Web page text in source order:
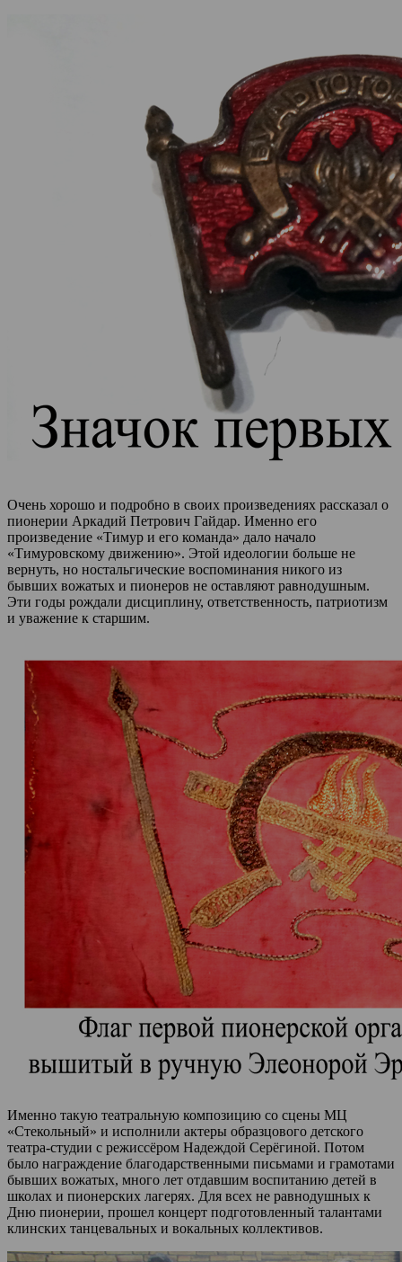
Очень хорошо и подробно в своих произведениях рассказал о
пионерии Аркадий Петрович Гайдар. Именно его
произведение «Тимур и его команда» дало начало
«Тимуровскому движению». Этой идеологии больше не
вернуть, но ностальгические воспоминания никого из
бывших вожатых и пионеров не оставляют равнодушным.
Эти годы рождали дисциплину, ответственность, патриотизм
и уважение к старшим.
Именно такую театральную композицию со сцены МЦ
«Стекольный» и исполнили актеры образцового детского
театра-студии с режиссёром Надеждой Серёгиной. Потом
было награждение благодарственными письмами и грамотами
бывших вожатых, много лет отдавшим воспитанию детей в
школах и пионерских лагерях. Для всех не равнодушных к
Дню пионерии, прошел концерт подготовленный талантами
клинских танцевальных и вокальных коллективов.